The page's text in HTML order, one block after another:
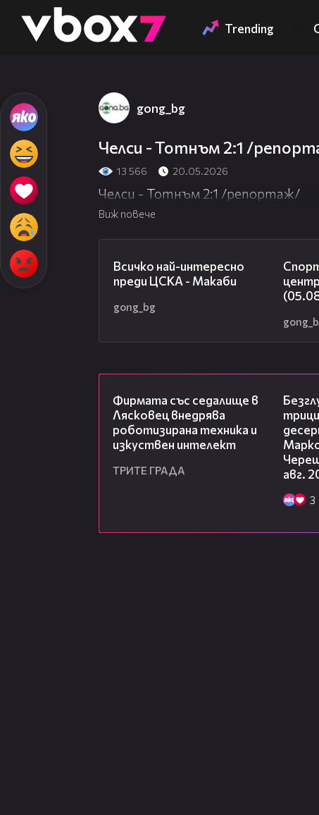
👾 Trending
gong_bg
Челси - Тотнъм 2:1 /
13 566 20.05.2026
Челси - Тотнъм 2:1 /репортаж/
Виж повече
Всичко най-интересно
преди ЦСКА - Макаби
gong_bg
Фирмата със седалище в
Лясковец внедрява
роботизирана техника и
изкуствен интелект
ТРИТЕ ГРАДА
авг.
3